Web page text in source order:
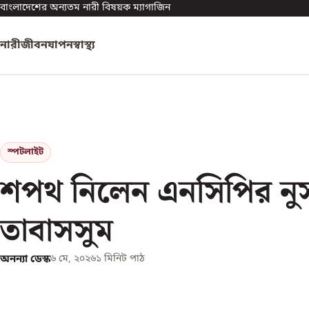
বাংলাদেশের অন্যতম নারী বিষয়ক ম্যাগাজিন
নারীজীবনযাপনস্বাস্থ্য
স্পটলাইট
শপথ নিলেন এনসিপির
তাবাসসুম
অনন্যা ডেস্ক৬ মে, ২০২৬১ মিনিট পাঠ